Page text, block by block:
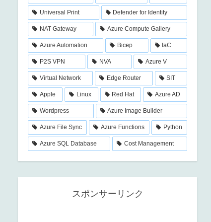
Universal Print Defender for Identity
NAT Gateway Azure Compute Gallery
Azure Automation Bicep IaC
P2S VPN NVA Azure V
Virtual Network Edge Router SIT
Apple Linux Red Hat Azure AD
Wordpress Azure Image Builder
Azure File Sync Azure Functions Python
Azure SQL Database Cost Management
スポンサーリンク